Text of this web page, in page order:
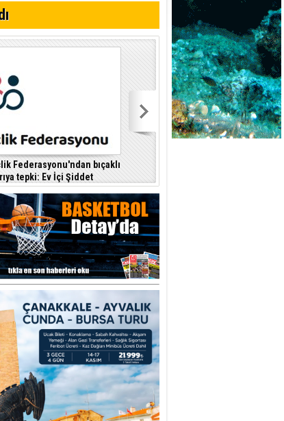
Federasyonu'ndan bıçaklı
tepki: Ev İçi Şiddet
hayata geçirilmeli